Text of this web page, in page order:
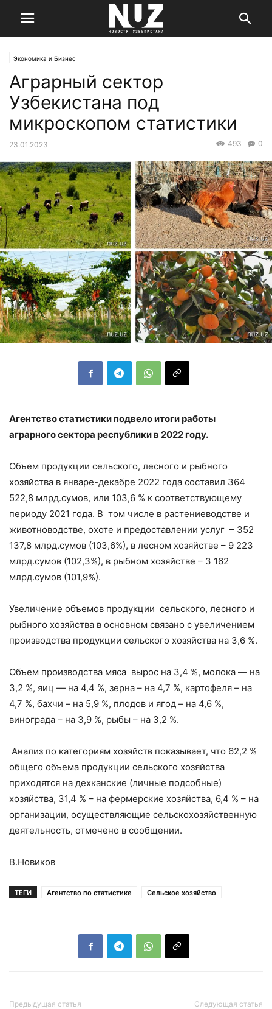
Экономика и Бизнес
Аграрный сектор
Узбекистана под
микроскопом статистики
23.01.2023 0
493
Агентство статистики подвело итоги работы
аграрного сектора республики в 2022 году.
Объем продукции сельского, лесного и рыбного
хозяйства в январе-декабре 2022 года составил 364
522,8 млрд.сумов, или 103,6 % к соответствующему
периоду 2021 года. В том числе в растениеводстве и
животноводстве, охоте и предоставлении услуг – 352
137,8 млрд.сумов (103,6%), в лесном хозяйстве – 9 223
млрд.сумов (102,3%), в рыбном хозяйстве – 3 162
млрд.сумов (101,9%).
Увеличение объемов продукции сельского, лесного и
рыбного хозяйства в основном связано с увеличением
производства продукции сельского хозяйства на 3,6 %.
Объем производства мяса вырос на 3,4 %, молока — на
3,2 %, яиц — на 4,4 %, зерна – на 4,7 %, картофеля – на
4,7 %, бахчи – на 5,9 %, плодов и ягод – на 4,6 %,
винограда – на 3,9 %, рыбы – на 3,2 %.
Анализ по категориям хозяйств показывает, что 62,2 %
общего объема продукции сельского хозяйства
приходятся на дехканские (личные подсобные)
хозяйства, 31,4 % – на фермерские хозяйства, 6,4 % – на
организации, осуществляющие сельскохозяйственную
деятельность, отмечено в сообщении.
В.Новиков
ТЕГИ Агентство по статистике Сельское хозяйство
Предыдущая статья Следующая статья